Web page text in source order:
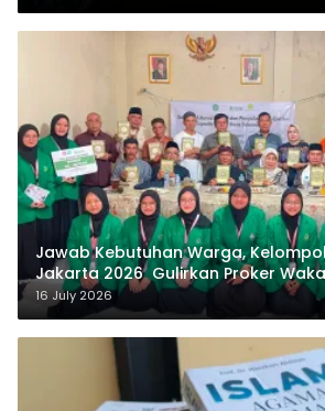
Jawab Kebutuhan Warga, Kelompok
Jakarta 2026 Gulirkan Proker
Sukamanah
16 July 2026